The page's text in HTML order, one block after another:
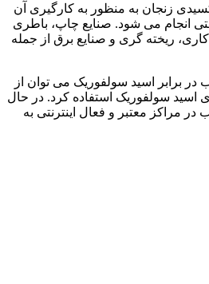
زنجان به منظور به کارگیری آن
انجام می شود. صنایع چاپ، باطری
ریخته گری و صنایع برق از جمله
برابر اسید سولفوریک می توان از
اسید سولفوریک استفاده کرد. در حال
مراکز معتبر و فعال اینترنتی به